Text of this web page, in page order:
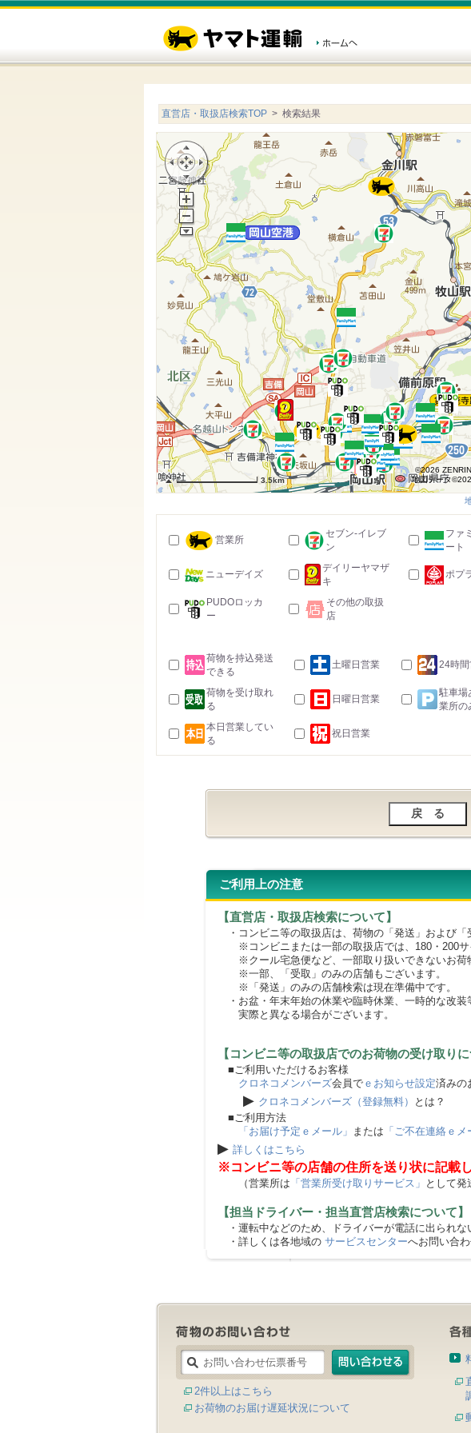
直営店・取扱店検索TOP > 検索結果
3.5km
©2026
地図データ
営業所
セブン-イレブ
ン
ファ
ート
ニューデイズ
デイリーヤマザ
キ
ポプ
PUDOロッカ
ー
その他の取扱
店
荷物を持込発送
できる
土曜日営業 24時
荷物を受け取れ
る
日曜日営業
駐車場
業所の
本日営業してい
る
祝日営業
ご利用上の注意
【直営店・取扱店検索について】
・コンビニ等の取扱店は、荷物の「発送」および「
※コンビニまたは一部の取扱店では、180・200サ
※クール宅急便など、一部取り扱いできないお荷
※一部、「受取」のみの店舗もございます。
※「発送」のみの店舗検索は現在準備中です。
・お盆・年末年始の休業や臨時休業、一時的な改
実際と異なる場合がございます。
【コンビニ等の取扱店でのお荷物の受け取り
■ご利用いただけるお客様
クロネコメンバーズ会員で ｅお知らせ設定済みの
▶ クロネコメンバーズ（登録無料）
とは？
■ご利用方法
「お届け予定ｅメール」 または 「ご不在連絡ｅメ
▶ 詳しくはこちら
※コンビニ等の店舗の住所を送り状に記載
（営業所は 「営業所受け取りサービス」 として発
【担当ドライバー・担当直営店検索について】
・運転中などのため、ドライバーが電話に出られな
・詳しくは各地域の サービスセンターへお問い合わ
2件以上はこちら
お荷物のお届け遅延状況について